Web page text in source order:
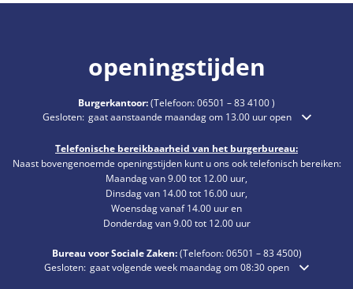
openingstijden
Burgerkantoor:(Telefoon:06501 – 83 4100)
Klik om extra openings- of sluitingstijden te verbergen
Gesloten: gaat aanstaande maandag om 13.00 uur open
Telefonische bereikbaarheid van het burgerbureau:
Naast bovengenoemde openingstijden kunt u ons ook telefonisch bereiken:
Maandag van 9.00 tot 12.00 uur,
Dinsdag van 14.00 tot 16.00 uur,
Woensdag vanaf 14.00 uur en
Donderdag van 9.00 tot 12.00 uur
Bureau voor Sociale Zaken:(Telefoon:06501 – 834500)
Klik om extra openings- of sluitingstijden te verbergen
Gesloten: gaat volgende week maandag om 08:30 open